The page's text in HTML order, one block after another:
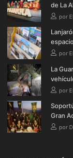
de La
por
verano
por
La
por
Gran
por